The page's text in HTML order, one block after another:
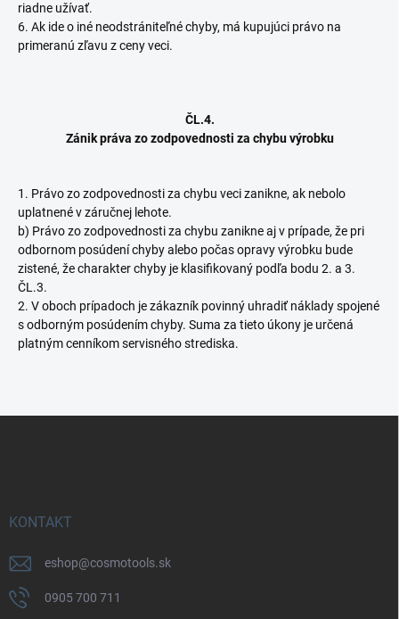
riadne užívať.
6. Ak ide o iné neodstrániteľné chyby, má kupujúci právo na
primeranú zľavu z ceny veci.
ČL.4.
Zánik práva zo zodpovednosti za chybu výrobku
1. Právo zo zodpovednosti za chybu veci zanikne, ak nebolo
uplatnené v záručnej lehote.
b) Právo zo zodpovednosti za chybu zanikne aj v prípade, že pri
odbornom posúdení chyby alebo počas opravy výrobku bude
zistené, že charakter chyby je klasifikovaný podľa bodu 2. a 3.
ČL.3.
2. V oboch prípadoch je zákazník povinný uhradiť náklady spojené
s odborným posúdením chyby. Suma za tieto úkony je určená
platným cenníkom servisného strediska.
KONTAKT
eshop@cosmotools.sk
0905 700 711